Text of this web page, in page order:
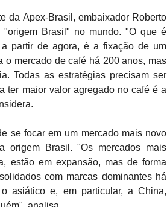
da Apex-Brasil, embaixador Roberto
Brasil" no mundo. "O que é
partir de agora, é a fixação de um
o mercado de café há 200 anos, mas
Todas as estratégias precisam ser
ter maior valor agregado no café é a
se focar em um mercado mais novo
origem Brasil. "Os mercados mais
estão em expansão, mas de forma
com marcas dominantes há
asiático e, em particular, a China,